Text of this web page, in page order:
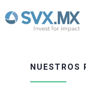
NUESTROS